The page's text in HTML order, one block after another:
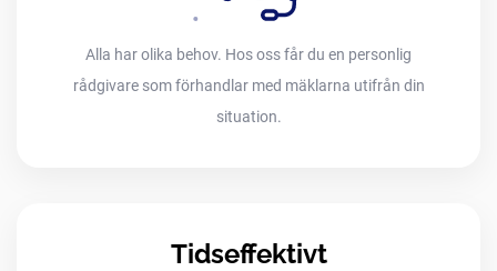
Alla har olika behov. Hos oss får du en personlig
rådgivare som förhandlar med mäklarna utifrån din
situation.
Tidseffektivt